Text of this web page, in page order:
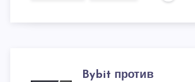
Bybit против